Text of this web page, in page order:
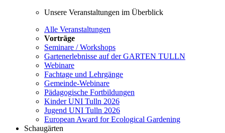
Unsere Veranstaltungen im Überblick
Alle Veranstaltungen
Vorträge
Seminare / Workshops
Gartenerlebnisse auf der GARTEN TULLN
Webinare
Fachtage und Lehrgänge
Gemeinde-Webinare
Pädagogische Fortbildungen
Kinder UNI Tulln 2026
Jugend UNI Tulln 2026
European Award for Ecological Gardening
Schaugärten